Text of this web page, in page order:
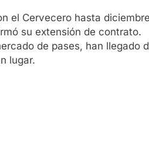
el Cervecero hasta
su extensión de contrato.
de pases, han llegado
lugar.